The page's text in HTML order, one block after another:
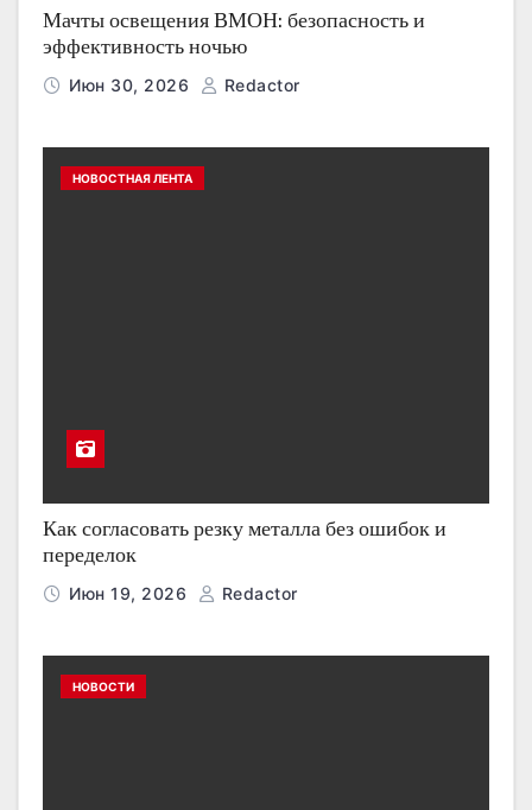
Мачты освещения ВМОН: безопасность и
эффективность ночью
Июн 30, 2026 Redactor
НОВОСТНАЯ ЛЕНТА
Как согласовать резку металла без ошибок и
переделок
Июн 19, 2026 Redactor
НОВОСТИ